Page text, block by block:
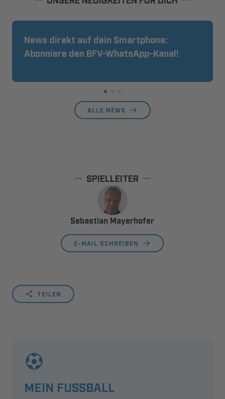
News direkt auf dein Smartphone:
Abonniere den BFV-WhatsApp-Kanal!
ALLE NEWS
SPIELLEITER
Sebastian Mayerhofer
E-MAIL SCHREIBEN
TEILEN
MEIN FUSSBALL